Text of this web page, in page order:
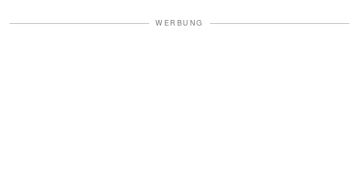
WERBUNG